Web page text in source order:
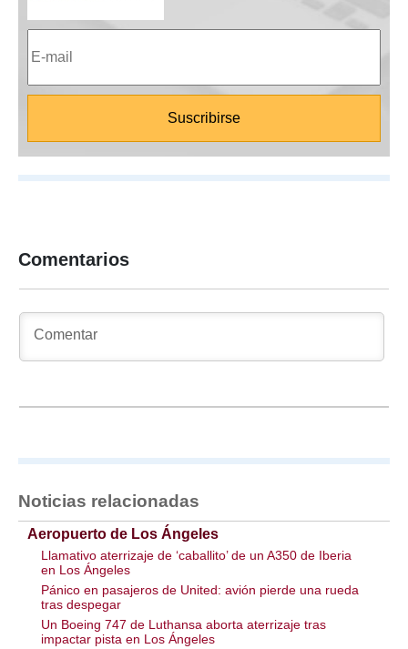
Comentarios
Noticias relacionadas
Aeropuerto de Los Ángeles
Llamativo aterrizaje de ‘caballito’ de un A350 de Iberia
en Los Ángeles
Pánico en pasajeros de United: avión pierde una rueda
tras despegar
Un Boeing 747 de Luthansa aborta aterrizaje tras
impactar pista en Los Ángeles